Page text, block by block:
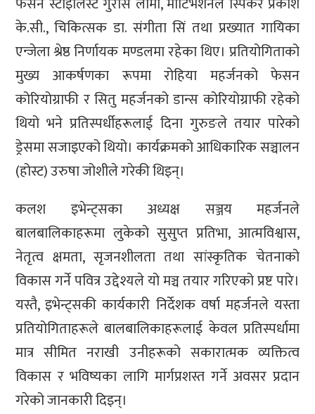
के.सी., चिकित्सक डा. संगीता सिं तथा प्रख्यात गायिका
एन्जेला श्रेष्ठ निर्णायक मण्डलमा रहेका थिए। प्रतियोगिताको
मुख्य आकर्षणका रूपमा रोहिया महर्जनको फेसन
कोरियोग्राफी र सितु महर्जनको डान्स कोरियोग्राफी रहेको
थियो भने प्रतिस्पर्धीहरूलाई दिना गुरुङले तयार पारेको
ड्रेसमा सजाइएको थियो। कार्यक्रमको आधिकारिक सञ्चालन
(होस्ट) उरुषा जोशीले गरेकी थिइन्।
कलश इभेन्ट्सका अध्यक्ष सञ्जय महर्जनले
बालबालिकाहरूमा लुकेको सुसुप्त प्रतिभा, आत्मविश्वास,
नेतृत्व क्षमता, सृजनशीलता तथा सांस्कृतिक चेतनाको
विकास गर्ने पवित्र उद्देश्यले यो मञ्च तयार गरिएको प्रष्ट पारे।
यस्तै, इभेन्ट्सकी कार्यकारी निर्देशक वर्षा महर्जनले यस्ता
प्रतियोगिताहरूले बालबालिकाहरूलाई केवल प्रतिस्पर्धामा
मात्र सीमित नराखी उनीहरूको सकारात्मक व्यक्तित्व
विकास र भविष्यका लागि मार्गप्रशस्त गर्ने अवसर प्रदान
गरेको जानकारी दिइन्।